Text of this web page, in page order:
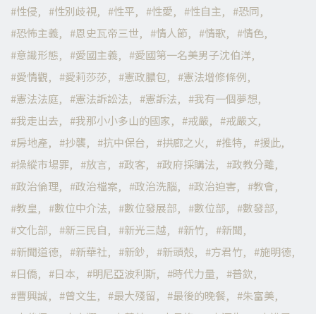
性侵
性別歧視 性平 性愛 性自主
恐同
恐怖主義
恩史瓦帝三世 情人節 情歌
情色
意識形態
愛國主義
愛國第一名美男子沈伯洋
愛情觀
愛莉莎莎 憲政膿包
憲法增修條例
憲法法庭
憲法訴訟法 憲訴法
我有一個夢想
我走出去
我那小小多山的國家 戒嚴
戒嚴文
房地產
抄襲 抗中保台 拱廊之火 推特
援此
操縱市場罪
放言 政客 政府採購法
政教分離
政治倫理
政治檔案 政治洗腦 政治迫害
教會
教皇
數位中介法 數位發展部 數位部
數發部
文化部
新三民自 新光三越 新竹
新聞
新聞道德
新華社 新鈔 新頭殼 方君竹
施明德
日僑
日本 明尼亞波利斯 時代力量
普欽
曹興誠
曾文生 最大殘留 最後的晚餐
朱富美